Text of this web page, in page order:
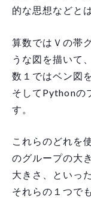
的な思想などと
算数ではＶの帯
うな図を描いて
数１ではベン図
そしてPythonの
す。
これらのどれを
のグループの大
大きさ、といっ
それらの１つで